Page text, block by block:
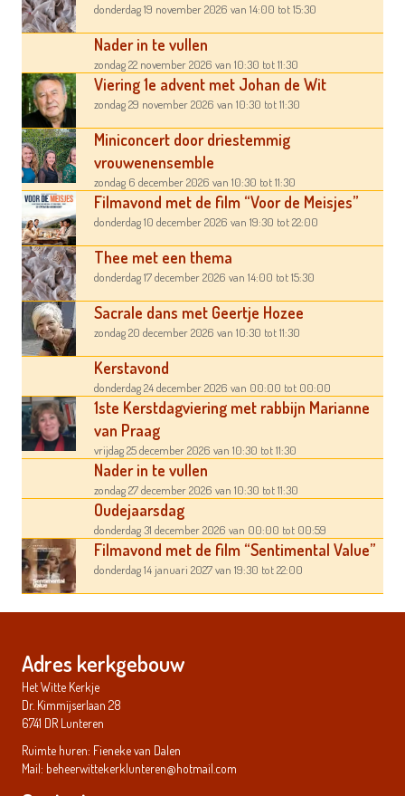
donderdag 19 november 2026 van 14:00 tot 15:30
Nader in te vullen
zondag 22 november 2026 van 10:30 tot 11:30
Viering 1e advent met Johan de Wit
zondag 29 november 2026 van 10:30 tot 11:30
Miniconcert door driestemmig
vrouwenensemble
zondag 6 december 2026 van 10:30 tot 11:30
Filmavond met de film “Voor de Meisjes”
donderdag 10 december 2026 van 19:30 tot 22:00
Thee met een thema
donderdag 17 december 2026 van 14:00 tot 15:30
Sacrale dans met Geertje Hozee
zondag 20 december 2026 van 10:30 tot 11:30
Kerstavond
donderdag 24 december 2026 van 00:00 tot 00:00
1ste Kerstdagviering met rabbijn Marianne
van Praag
vrijdag 25 december 2026 van 10:30 tot 11:30
Nader in te vullen
zondag 27 december 2026 van 10:30 tot 11:30
Oudejaarsdag
donderdag 31 december 2026 van 00:00 tot 00:59
Filmavond met de film “Sentimental Value”
donderdag 14 januari 2027van 19:30 tot 22:00
Adres kerkgebouw
Het Witte Kerkje
Dr. Kimmijserlaan 28
6741 DR Lunteren
Ruimte huren: Fieneke van Dalen
Mail: beheerwittekerklunteren@hotmail.com